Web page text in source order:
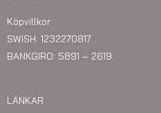
Köpvillkor
SWISH: 1232270817
BANKGIRO: 5891 – 2619
LÄNKAR